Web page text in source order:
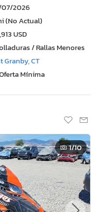
2026
(No Actual)
USD
/ Rallas Menores
Granby, CT
Mínima
1/10